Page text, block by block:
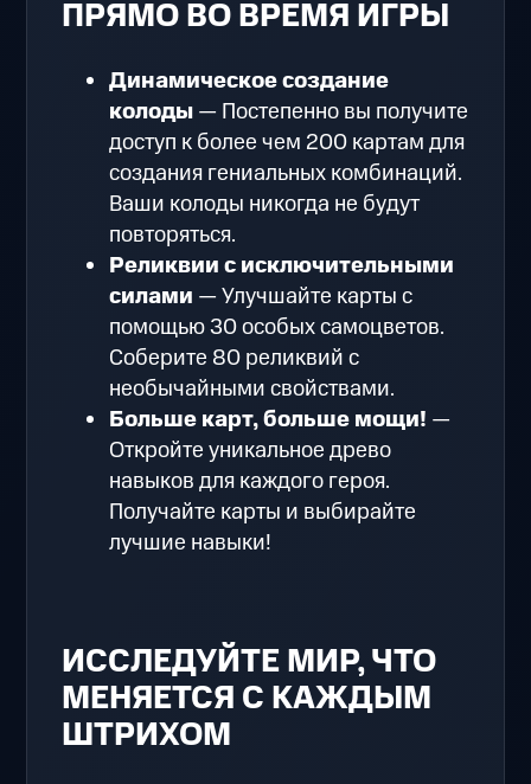
ПРЯМО ВО ВРЕМЯ ИГРЫ
Динамическое создание
колоды— Постепенно вы получите
доступ к более чем 200 картам для
создания гениальных комбинаций.
Ваши колоды никогда не будут
повторяться.
Реликвии с исключительными
силами — Улучшайте карты с
помощью 30 особых самоцветов.
Соберите 80 реликвий с
необычайными свойствами.
Больше карт, больше мощи! —
Откройте уникальное древо
навыков для каждого героя.
Получайте карты и выбирайте
лучшие навыки!
ИССЛЕДУЙТЕ МИР, ЧТО
МЕНЯЕТСЯ С КАЖДЫМ
ШТРИХОМ